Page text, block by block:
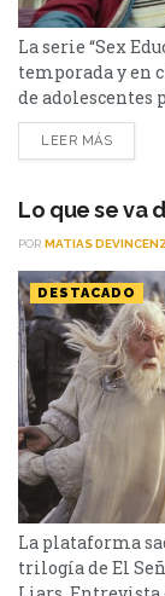
La serie “Sex
temporada y en
de adolescentes
Education", de
escuela
sus compañeros
LEER MÁS
Lo que se va
POR MATIAS
DESTACADO
La plataforma
trilogía de El